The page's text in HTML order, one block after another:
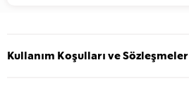
Kullanım Koşulları ve Sözleşmeler